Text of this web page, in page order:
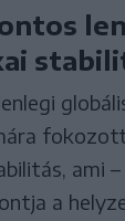
ami
a